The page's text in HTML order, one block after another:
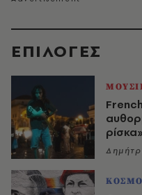
EΠΙΛΟΓΈΣ
ρίσκα»